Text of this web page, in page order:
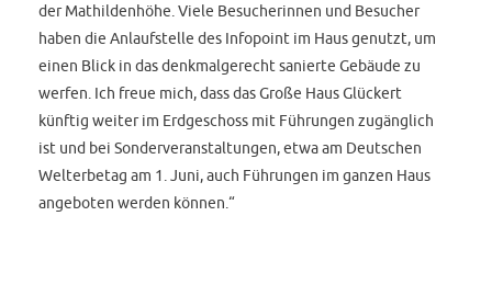
der Mathildenhöhe. Viele Besucherinnen und Besucher
haben die Anlaufstelle des Infopoint im Haus genutzt, um
einen Blick in das denkmalgerecht sanierte Gebäude zu
werfen. Ich freue mich, dass das Große Haus Glückert
künftig weiter im Erdgeschoss mit Führungen zugänglich
ist und bei Sonderveranstaltungen, etwa am Deutschen
Welterbetag am 1. Juni, auch Führungen im ganzen Haus
angeboten werden können.“